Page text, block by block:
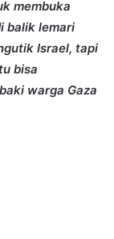
membuka
balik lemari
Israel, tapi
bisa
warga Gaza